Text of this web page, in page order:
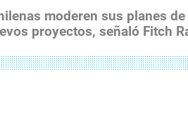
moderen sus planes
proyectos, señaló Fitch